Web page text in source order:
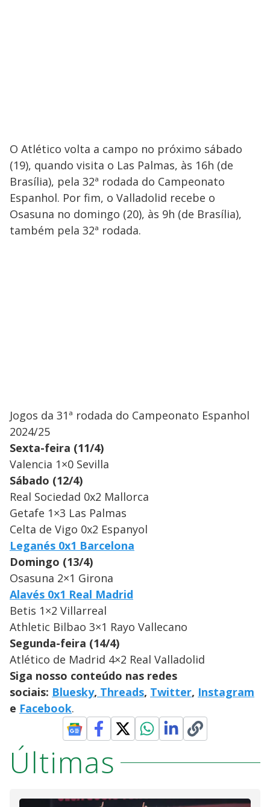
O Atlético volta a campo no próximo sábado
(19), quando visita o Las Palmas, às 16h (de
Brasília), pela 32ª rodada do Campeonato
Espanhol. Por fim, o Valladolid recebe o
Osasuna no domingo (20), às 9h (de Brasília),
também pela 32ª rodada.
Jogos da 31ª rodada do Campeonato Espanhol
2024/25
Sexta-feira (11/4)
Valencia 1×0 Sevilla
Sábado (12/4)
Real Sociedad 0x2 Mallorca
Getafe 1×3 Las Palmas
Celta de Vigo 0x2 Espanyol
Leganés 0x1 Barcelona
Domingo (13/4)
Osasuna 2×1 Girona
Alavés 0x1 Real Madrid
Betis 1×2 Villarreal
Athletic Bilbao 3×1 Rayo Vallecano
Segunda-feira (14/4)
Atlético de Madrid 4×2 Real Valladolid
Siga nosso conteúdo nas redes
sociais: Bluesky, Threads, Twitter, Instagram
e Facebook.
Últimas